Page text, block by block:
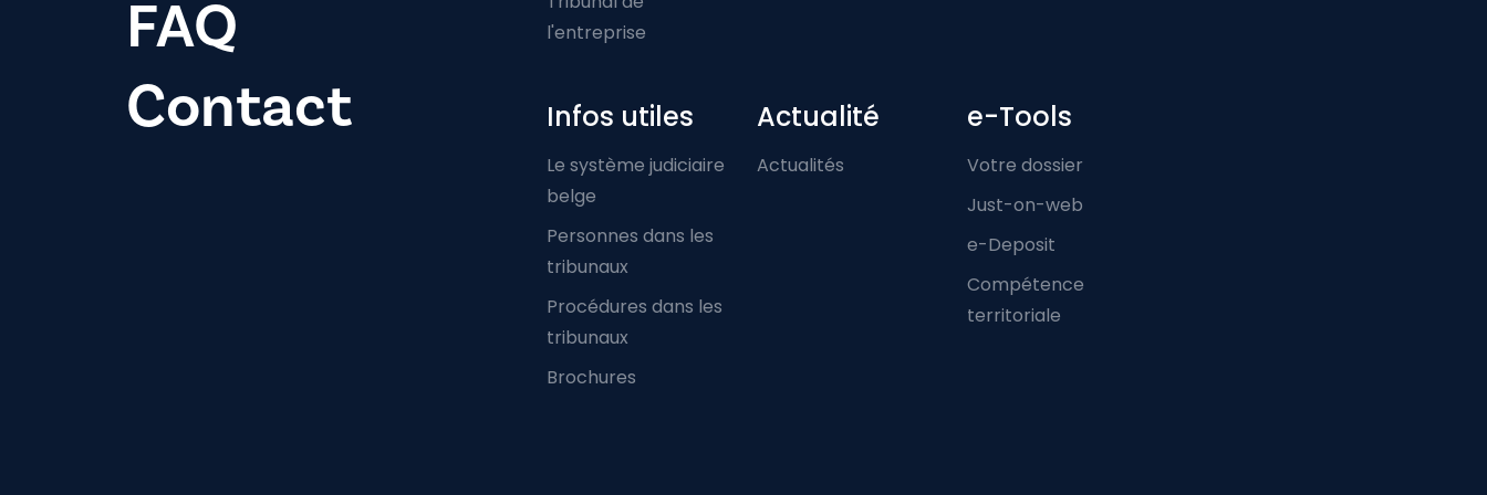
FAQ
Contact
l'entreprise
Infos utiles
Le système judiciaire
belge
Personnes dans les
tribunaux
Procédures dans les
tribunaux
Brochures
Actualité
Actualités
e-Tools
Votre dossier
Just-on-web
e-Deposit
Compétence
territoriale